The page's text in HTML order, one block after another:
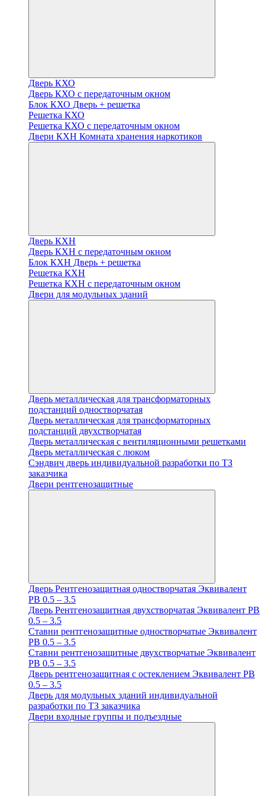
Дверь КХО
Дверь КХО с передаточным окном
Блок КХО Дверь + решетка
Решетка КХО
Решетка КХО с передаточным окном
Двери КХН Комната хранения наркотиков
Дверь КХН
Дверь КХН с передаточным окном
Блок КХН Дверь + решетка
Решетка КХН
Решетка КХН с передаточным окном
Двери для модульных зданий
Дверь металлическая для трансформаторных
подстанций одностворчатая
Дверь металлическая для трансформаторных
подстанций двухстворчатая
Дверь металлическая с вентиляционными решетками
Дверь металлическая с люком
Cэндвич дверь индивидуальной разработки по ТЗ
заказчика
Двери рентгенозащитные
Дверь Рентгенозащитная одностворчатая Эквивалент
PB 0.5 – 3.5
Дверь Рентгенозащитная двухстворчатая Эквивалент PB
0.5 – 3.5
Ставни рентгенозащитные одностворчатые Эквивалент
PB 0.5 – 3.5
Ставни рентгенозащитные двухстворчатые Эквивалент
PB 0.5 – 3.5
Дверь рентгенозащитная с остеклением Эквивалент PB
0.5 – 3.5
Дверь для модульных зданий индивидуальной
разработки по ТЗ заказчика
Двери входные группы и подъездные